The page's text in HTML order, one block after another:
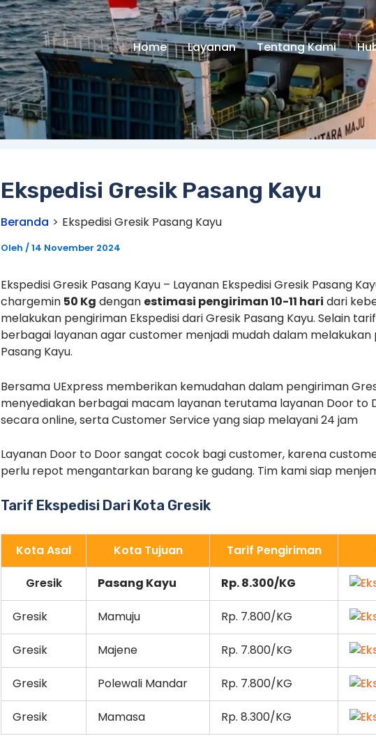
Home Layanan Tentang Kami
Ekspedisi Gresik Pasang Kayu
Beranda Ekspedisi Gresik Pasang Kayu
Oleh /14 November 2024
Ekspedisi Gresik Pasang Kayu – Layanan Ekspedisi Gresik Pasang
chargemin 50 Kg dengan estimasi pengiriman 10-11 hari dari
melakukan pengiriman Ekspedisi dari Gresik Pasang Kayu. Selain
berbagai layanan agar customer menjadi mudah dalam melakukan
Pasang Kayu.
Bersama UExpress memberikan kemudahan dalam pengiriman
menyediakan berbagai macam layanan terutama layanan Door to
secara online, serta Customer Service yang siap melayani 24 jam
Layanan Door to Door sangat cocok bagi customer, karena
perlu repot mengantarkan barang ke gudang. Tim kami siap
Tarif Ekspedisi Dari Kota Gresik
Kota Asal Kota Tujuan Tarif Pengiriman
Gresik Pasang Kayu Rp. 8.300/KG
Gresik Mamuju Rp. 7.800/KG
Gresik Majene Rp. 7.800/KG
Gresik Polewali Mandar Rp. 7.800/KG
Gresik Mamasa Rp. 8.300/KG